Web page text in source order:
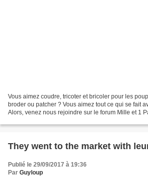
Vous aimez coudre, tricoter et bricoler pour les
broder ou patcher ? Vous aimez tout ce qui se fait
Alors, venez nous rejoindre sur le forum Mille et 1
They went to the market with
Publié le 29/09/2017 à 19:36
Par Guyloup